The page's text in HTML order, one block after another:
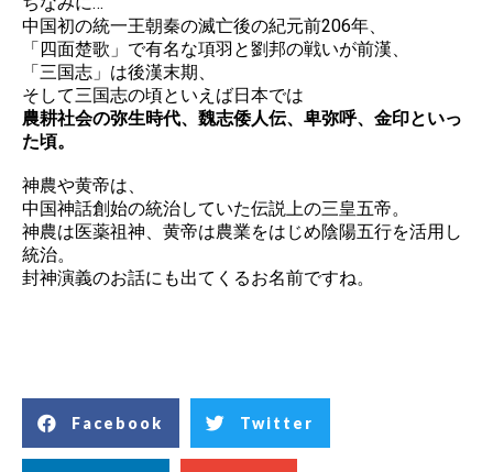
中国初の統一王朝秦の滅亡後の紀元前206年、
「四面楚歌」で有名な項羽と劉邦の戦いが前漢、
「三国志」は後漢末期、
そして三国志の頃といえば日本では
農耕社会の弥生時代、魏志倭人伝、卑弥呼、金印といっ
た頃。
神農や黄帝は、
中国神話創始の統治していた伝説上の三皇五帝。
神農は医薬祖神、黄帝は農業をはじめ​陰陽五行を活用し
統治。
封神演義のお話にも出てくるお名前ですね。
Facebook Twitter